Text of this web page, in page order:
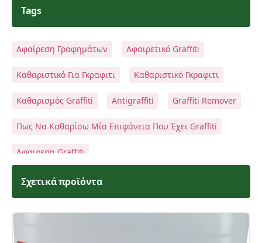
Αποστολή
Tags
Αφαίρεση Γραφημάτων Αφαιρετικό Graffiti
Καθαριστικό Για Γκραφιτι Καθαριστικό Γκραφιτι
Καθαρισμός Graffiti Antigraffiti Graffiti Remover
Πως Να Καθαρίσω Μία Επιφάνεια Που Έχει Graffiti
Αφαιρεση Graffiti
Καθαρισμοσ Επιφανειων Με Προστασια
Σχετικά προϊόντα